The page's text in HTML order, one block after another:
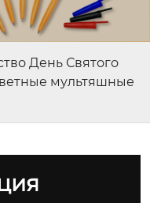
День Святого
мультяшные